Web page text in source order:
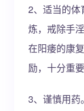
2、适当的体
炼，戒除手
在阳痿的康
励，十分重要
3、谨慎用药